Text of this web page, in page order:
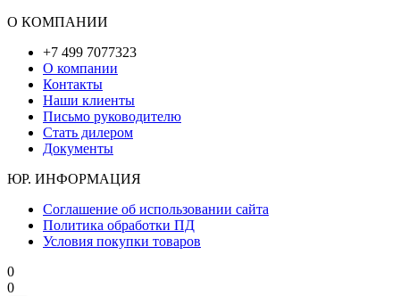
О КОМПАНИИ
+7 499 7077323
О компании
Контакты
Наши клиенты
Письмо руководителю
Стать дилером
Документы
ЮР. ИНФОРМАЦИЯ
Соглашение об использовании сайта
Политика обработки ПД
Условия покупки товаров
0
0